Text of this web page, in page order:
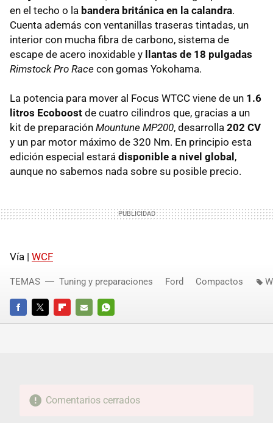
en el techo o la bandera británica en la calandra.
Cuenta además con ventanillas traseras tintadas, un
interior con mucha fibra de carbono, sistema de
escape de acero inoxidable y llantas de 18 pulgadas
Rimstock Pro Race con gomas Yokohama.
La potencia para mover al Focus WTCC viene de un 1.6
litros Ecoboost de cuatro cilindros que, gracias a un
kit de preparación Mountune MP200, desarrolla 202 CV
y un par motor máximo de 320 Nm. En principio esta
edición especial estará disponible a nivel global,
aunque no sabemos nada sobre su posible precio.
Vía | WCF
FACEBOOKTWITTERFLIPBOARD
E-
WHATSAPP
TEMAS Tuning y preparaciones Ford Compactos
Comentarios cerrados